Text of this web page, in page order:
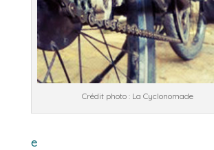
Crédit photo : La Cyclonomade
e